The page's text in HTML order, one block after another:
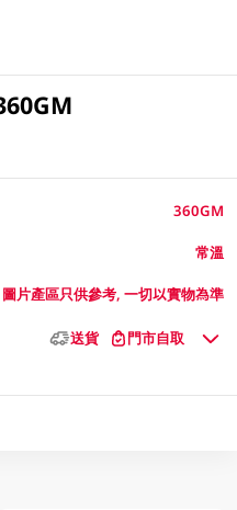
360GM
常溫
圖片產區只供參考, 一切以實物為準
送貨 門市自取